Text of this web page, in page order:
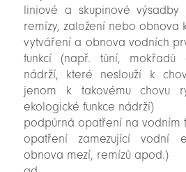
liniové a skupinové výsadby
remízy, založení nebo obnova
vytváření a obnova vodních
funkcí (např. tůní,
nádrží, které neslouží k
jenom k takovému chovu
ekologické funkce nádrží)
podpůrná opatření na vodním
opatření zamezující vodní
obnova mezí, remízů apod.)